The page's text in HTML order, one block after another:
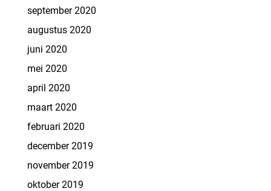
september 2020
augustus 2020
juni 2020
mei 2020
april 2020
maart 2020
februari 2020
december 2019
november 2019
oktober 2019